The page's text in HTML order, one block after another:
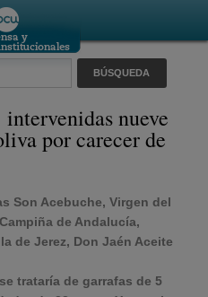
nueve
por carecer de
Son Acebuche, Virgen del
de Andalucía,
de Jerez, Don Jaén Aceite
trataría de garrafas de 5